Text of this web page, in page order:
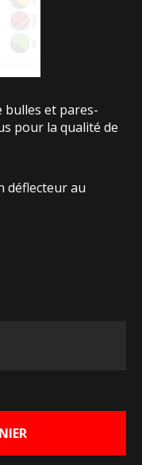
bulles et pares-
pour la qualité de
déflecteur au